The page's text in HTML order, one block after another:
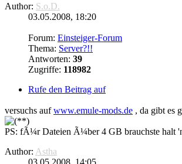
Author: S.o.D.
03.05.2008, 18:20
Forum: Einsteiger-Forum
Thema: Server?!!
Antworten: 39
Zugriffe: 118982
Rufe den Beitrag auf
versuchs aufwww.emule-mods.de , da gibt es
PS: fÃ¼r Dateien Ã¼ber 4 GB brauchste halt
Author: Astha